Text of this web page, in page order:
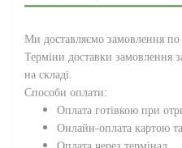
Ми доставляємо замовлення по
Терміни доставки замовлення
на складі.
Способи оплати:
Оплата готівкою при
Онлайн-оплата картою